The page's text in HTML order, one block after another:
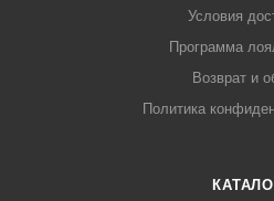
Условия
Программа
Возврат и
Политика